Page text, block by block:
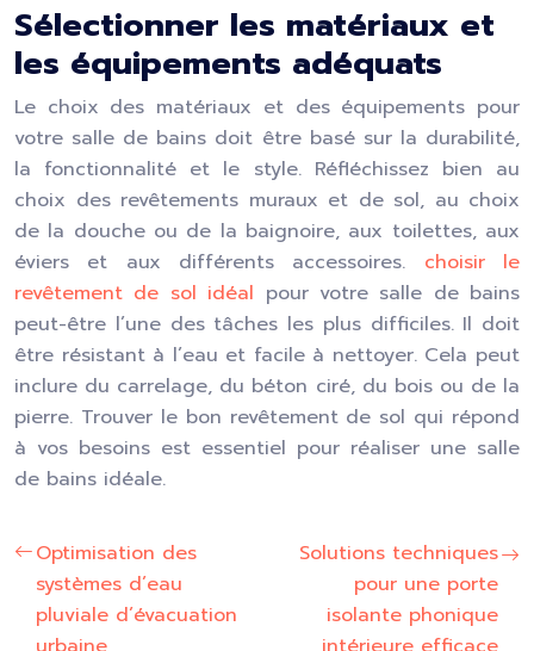
Sélectionner les matériaux et
les équipements adéquats
Le choix des matériaux et des équipements pour
votre salle de bains doit être basé sur la durabilité,
la fonctionnalité et le style. Réfléchissez bien au
choix des revêtements muraux et de sol, au choix
de la douche ou de la baignoire, aux toilettes, aux
éviers et aux différents accessoires. choisir le
revêtement de sol idéal pour votre salle de bains
peut-être l’une des tâches les plus difficiles. Il doit
être résistant à l’eau et facile à nettoyer. Cela peut
inclure du carrelage, du béton ciré, du bois ou de la
pierre. Trouver le bon revêtement de sol qui répond
à vos besoins est essentiel pour réaliser une salle
de bains idéale.
Optimisation des
systèmes d’eau
pluviale d’évacuation
Solutions techniques
pour une porte
isolante phonique